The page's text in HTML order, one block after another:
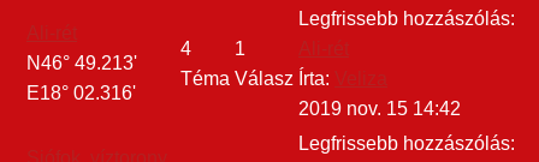
N46° 49.213'
E18° 02.316'
4
Téma
1
Válasz
Legfrissebb hozzászólás:
Írta:
2019 nov. 15 14:42
Legfrissebb hozzászólás: